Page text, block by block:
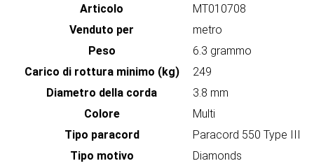
Articolo
MT010708
Venduto per
metro
Peso
6.3 grammo
Carico di rottura minimo (kg)
249
Diametro della corda
3.8 mm
Colore
Multi
Tipo paracord
Paracord 550 Type III
Tipo motivo
Diamonds